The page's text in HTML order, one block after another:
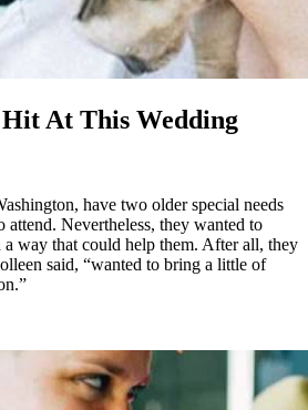
At This Wedding
have two older special needs
attend. Nevertheless, they wanted to
way that could help them. After all, they
said, “wanted to bring a little of